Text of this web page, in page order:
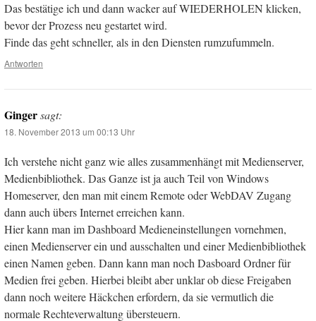
Das bestätige ich und dann wacker auf WIEDERHOLEN klicken,
bevor der Prozess neu gestartet wird.
Finde das geht schneller, als in den Diensten rumzufummeln.
Antworten
Gingersagt:
18. November 2013 um 00:13 Uhr
Ich verstehe nicht ganz wie alles zusammenhängt mit Medienserver,
Medienbibliothek. Das Ganze ist ja auch Teil von Windows
Homeserver, den man mit einem Remote oder WebDAV Zugang
dann auch übers Internet erreichen kann.
Hier kann man im Dashboard Medieneinstellungen vornehmen,
einen Medienserver ein und ausschalten und einer Medienbibliothek
einen Namen geben. Dann kann man noch Dasboard Ordner für
Medien frei geben. Hierbei bleibt aber unklar ob diese Freigaben
dann noch weitere Häckchen erfordern, da sie vermutlich die
normale Rechteverwaltung übersteuern.